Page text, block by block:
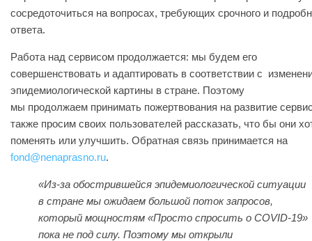
сосредоточиться на вопросах, требующих срочного и
ответа.
Работа над сервисом продолжается: мы будем его
совершенствовать и адаптировать в соответствии с
эпидемиологической картины в стране. Поэтому
мы продолжаем принимать пожертвования на развитие
также просим своих пользователей рассказать, что бы они
поменять или улучшить. Обратная связь принимается на
fond@nenaprasno.ru.
«‎Из-за обострившейся эпидемиологической ситуации
в стране мы ожидаем большой поток запросов,
который мощностям «Просто спросить о COVID-19»
пока не под силу. Поэтому мы открыли